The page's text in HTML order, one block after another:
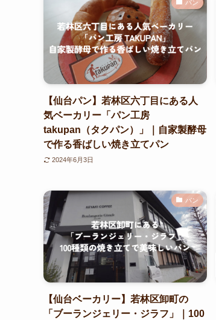
パン
【仙台パン】若林区六丁目にある人
気ベーカリー「パン工房
takupan（タクパン）」｜自家製酵母
で作る香ばしい焼き立てパン
2024年6月3日
パン
【仙台ベーカリー】若林区卸町の
「ブーランジェリー・ジラフ」｜100